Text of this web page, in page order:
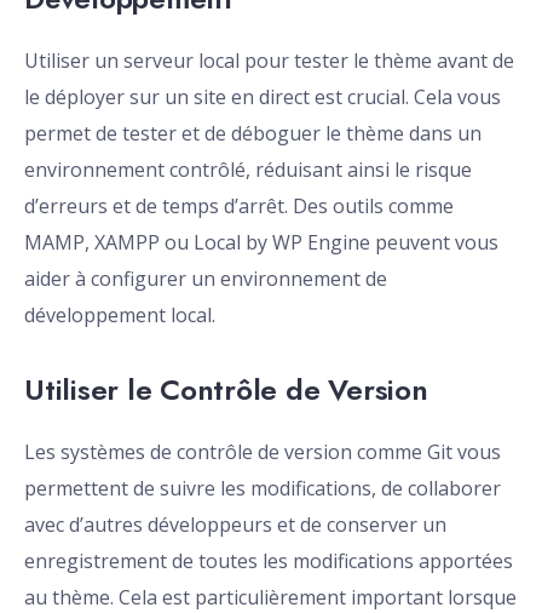
Utiliser un serveur local pour tester le thème avant de
le déployer sur un site en direct est crucial. Cela vous
permet de tester et de déboguer le thème dans un
environnement contrôlé, réduisant ainsi le risque
d’erreurs et de temps d’arrêt. Des outils comme
MAMP, XAMPP ou Local by WP Engine peuvent vous
aider à configurer un environnement de
développement local.
Utiliser le Contrôle de Version
Les systèmes de contrôle de version comme Git vous
permettent de suivre les modifications, de collaborer
avec d’autres développeurs et de conserver un
enregistrement de toutes les modifications apportées
au thème. Cela est particulièrement important lorsque